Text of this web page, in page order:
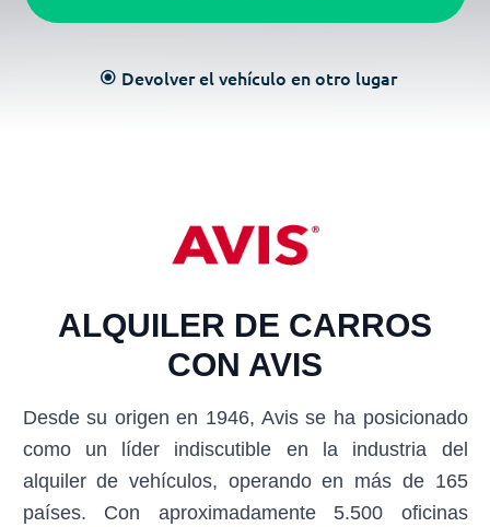
radio_button_checked Devolver el vehículo en otro lugar
ALQUILER DE CARROS
CON AVIS
Desde su origen en 1946, Avis se ha posicionado
como un líder indiscutible en la industria del
alquiler de vehículos, operando en más de 165
países. Con aproximadamente 5.500 oficinas